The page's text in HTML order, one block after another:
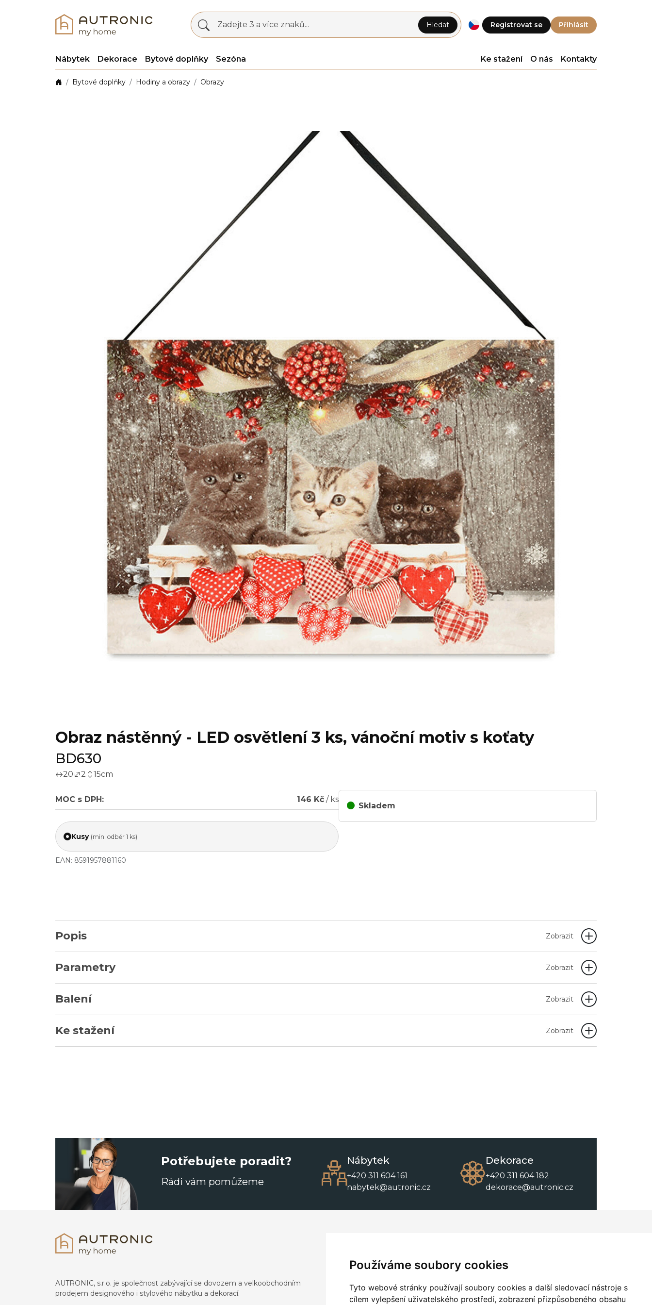
Používáme soubory cookies
Tyto webové stránky používají soubory cookies a další sledovací nástroje s
cílem vylepšení uživatelského prostředí, zobrazení přizpůsobeného obsahu
Registrovat se Přihlásit
Zadejte 3 a více znaků... Hledat
Nábytek Dekorace Bytové doplňky Sezóna Ke stažení O nás Kontakty
Bytové doplňky Hodiny a obrazy Obrazy
Obraz nástěnný - LED osvětlení 3 ks, vánoční motiv s koťaty
BD630
20 2 15cm
MOC s DPH: 146 Kč / ks
Kusy (min. odběr 1 ks)
EAN: 8591957881160
Skladem
Popis Zobrazit
Parametry Zobrazit
Balení Zobrazit
Ke stažení Zobrazit
Potřebujete poradit?
Rádi vám pomůžeme
Nábytek
+420 311 604 161
nabytek@autronic.cz
Dekorace
+420 311 604 182
dekorace@autronic.cz
AUTRONIC, s.r.o. je společnost zabývající se dovozem a velkoobchodním
prodejem designového i stylového nábytku a dekorací.
O nás